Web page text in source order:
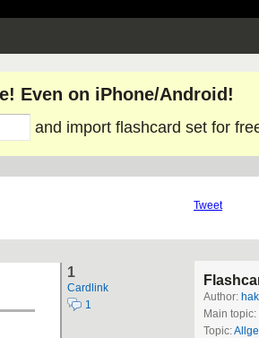
Even on iPhone/Android!
and import flashcard set for
Tweet
1
Cardlink
1
Author:
Main topic:
Topic: